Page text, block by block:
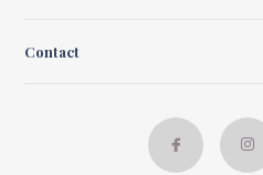
Contact